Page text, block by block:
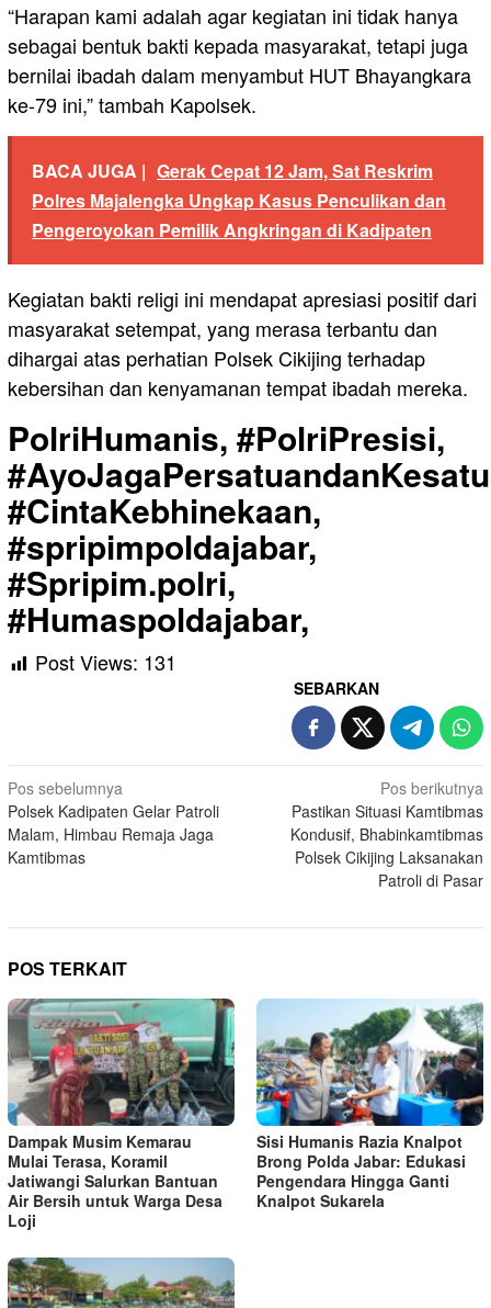
“Harapan kami adalah agar kegiatan ini tidak hanya
sebagai bentuk bakti kepada masyarakat, tetapi juga
bernilai ibadah dalam menyambut HUT Bhayangkara
ke-79 ini,” tambah Kapolsek.
BACA JUGA | Gerak Cepat 12 Jam, Sat Reskrim
Polres Majalengka Ungkap Kasus Penculikan dan
Pengeroyokan Pemilik Angkringan di Kadipaten
Kegiatan bakti religi ini mendapat apresiasi positif dari
masyarakat setempat, yang merasa terbantu dan
dihargai atas perhatian Polsek Cikijing terhadap
kebersihan dan kenyamanan tempat ibadah mereka.
PolriHumanis, #PolriPresisi,
#CintaKebhinekaan,
#spripimpoldajabar,
#Spripim.polri,
#Humaspoldajabar,
Post Views: 131
SEBARKAN
Navigasi
pos
Pos sebelumnya
Polsek Kadipaten Gelar Patroli
Malam, Himbau Remaja Jaga
Kamtibmas
Pos berikutnya
Pastikan Situasi Kamtibmas
Kondusif, Bhabinkamtibmas
Polsek Cikijing Laksanakan
Patroli di Pasar
POS TERKAIT
Dampak Musim Kemarau
Mulai Terasa, Koramil
Jatiwangi Salurkan Bantuan
Air Bersih untuk Warga Desa
Loji
Sisi Humanis Razia Knalpot
Brong Polda Jabar: Edukasi
Pengendara Hingga Ganti
Knalpot Sukarela